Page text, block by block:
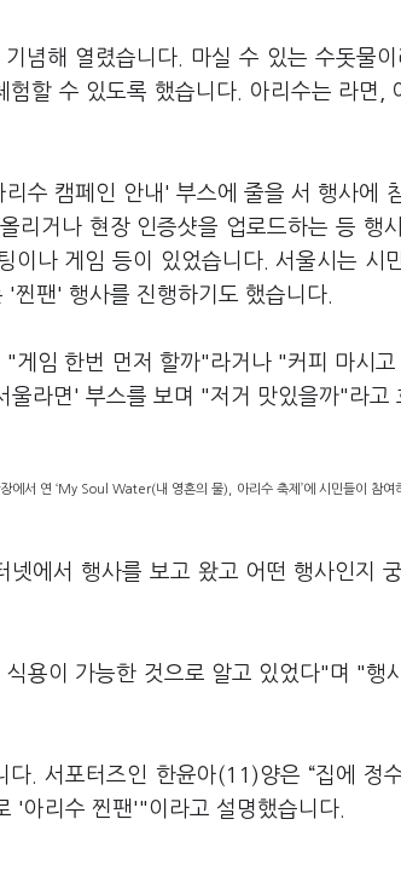
념해 열렸습니다. 마실 수 있는 수돗물
할 수 있도록 했습니다. 아리수는 라면,
수 캠페인 안내' 부스에 줄을 서 행사에
리거나 현장 인증샷을 업로드하는 등 행
이나 게임 등이 있었습니다. 서울시는 시
찐팬' 행사를 진행하기도 했습니다.
게임 한번 먼저 할까"라거나 "커피 마시
라면' 부스를 보며 "저거 맛있을까"라고
에서 연 ‘My Soul Water(내 영혼의 물), 아리수 축제’에 시민들이 참여
에서 행사를 보고 왔고 어떤 행사인지
용이 가능한 것으로 알고 있었다"며 "행
. 서포터즈인 한윤아(11)양은 “집에 정
'아리수 찐팬'"이라고 설명했습니다.